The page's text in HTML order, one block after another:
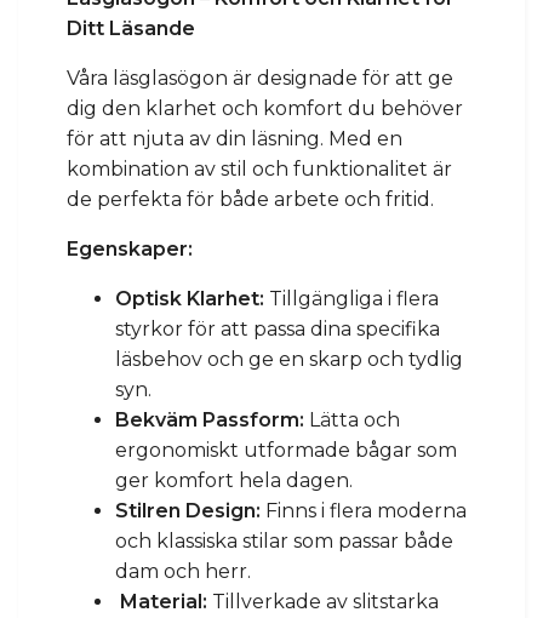
Ditt Läsande
Våra läsglasögon är designade för att ge
dig den klarhet och komfort du behöver
för att njuta av din läsning. Med en
kombination av stil och funktionalitet är
de perfekta för både arbete och fritid.
Egenskaper:
Optisk Klarhet: Tillgängliga i flera
styrkor för att passa dina specifika
läsbehov och ge en skarp och tydlig
syn.
Bekväm Passform: Lätta och
ergonomiskt utformade bågar som
ger komfort hela dagen.
Stilren Design: Finns i flera moderna
och klassiska stilar som passar både
dam och herr.
Material: Tillverkade av slitstarka